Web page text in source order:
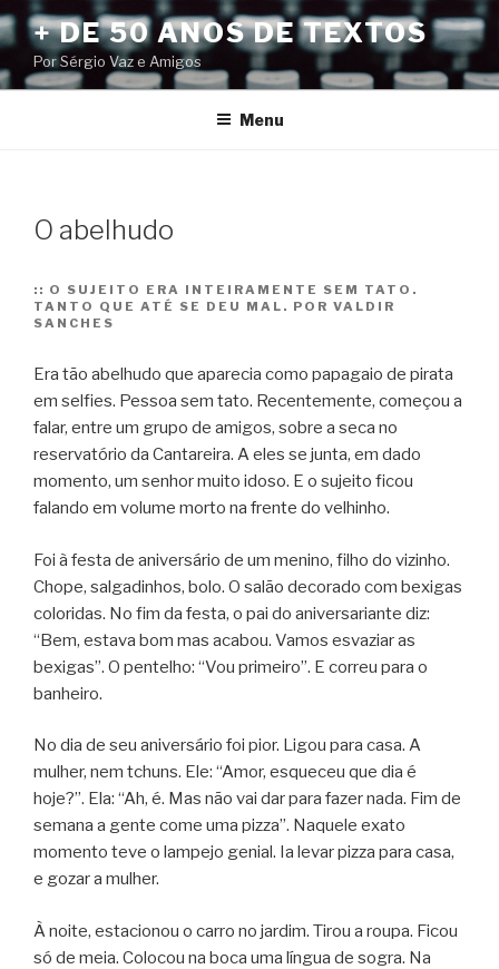
Pular
para
o
conteúdo
+ DE 50 ANOS DE TEXTOS
Por Sérgio Vaz e Amigos
Menu
O abelhudo
:: O SUJEITO ERA INTEIRAMENTE SEM TATO.
TANTO QUE ATÉ SE DEU MAL. POR VALDIR
SANCHES
Era tão abelhudo que aparecia como papagaio de pirata
em selfies. Pessoa sem tato. Recentemente, começou a
falar, entre um grupo de amigos, sobre a seca no
reservatório da Cantareira. A eles se junta, em dado
momento, um senhor muito idoso. E o sujeito ficou
falando em volume morto na frente do velhinho.
Foi à festa de aniversário de um menino, filho do vizinho.
Chope, salgadinhos, bolo. O salão decorado com bexigas
coloridas. No fim da festa, o pai do aniversariante diz:
“Bem, estava bom mas acabou. Vamos esvaziar as
bexigas”. O pentelho: “Vou primeiro”. E correu para o
banheiro.
No dia de seu aniversário foi pior. Ligou para casa. A
mulher, nem tchuns. Ele: “Amor, esqueceu que dia é
hoje?”. Ela: “Ah, é. Mas não vai dar para fazer nada. Fim de
semana a gente come uma pizza”. Naquele exato
momento teve o lampejo genial. Ia levar pizza para casa,
e gozar a mulher.
À noite, estacionou o carro no jardim. Tirou a roupa. Ficou
só de meia. Colocou na boca uma língua de sogra. Na